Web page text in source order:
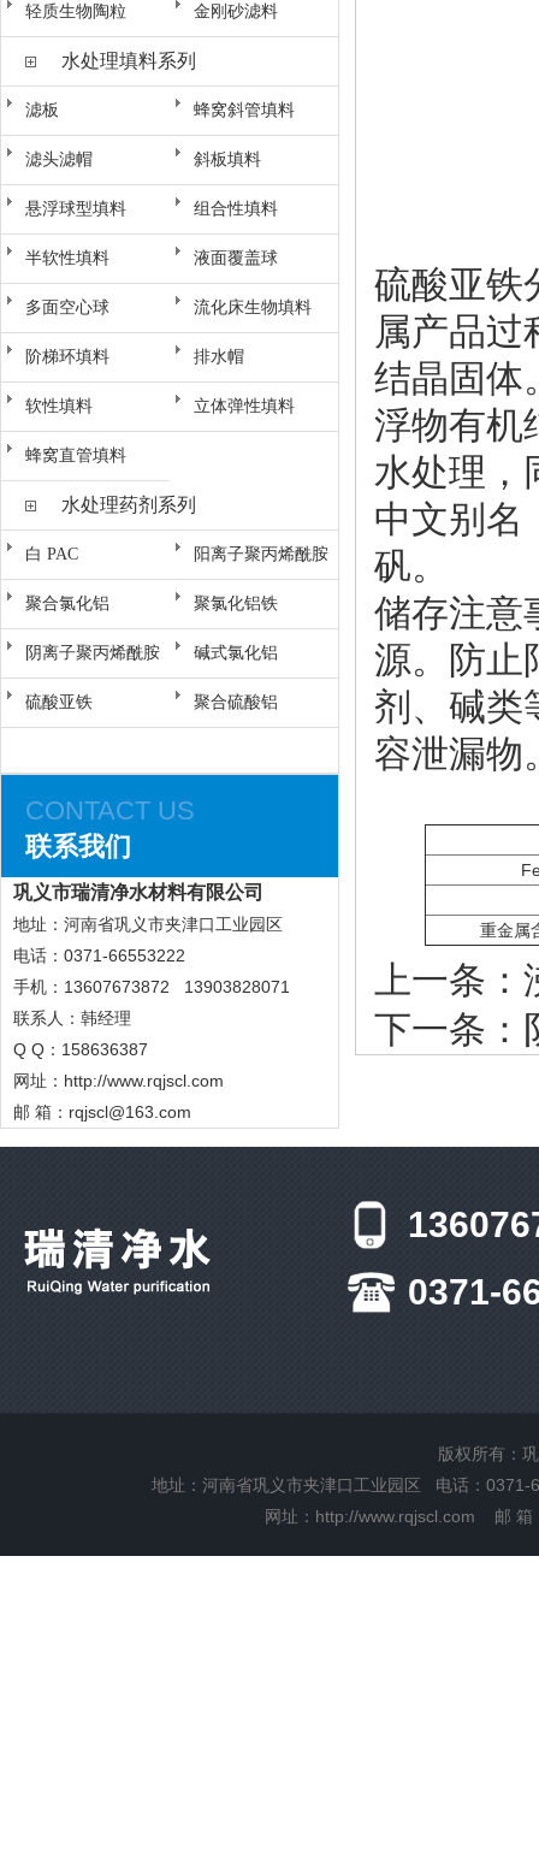
轻质生物陶粒 金刚砂滤料
水处理填料系列
滤板 蜂窝斜管填料
滤头滤帽 斜板填料
悬浮球型填料 组合性填料
半软性填料 液面覆盖球
多面空心球 流化床生物填料
阶梯环填料 排水帽
软性填料 立体弹性填料
蜂窝直管填料
水处理药剂系列
白 PAC 阳离子聚丙烯酰胺
聚合氯化铝 聚氯化铝铁
阴离子聚丙烯酰胺 碱式氯化铝
硫酸亚铁 聚合硫酸铝
CONTACT US
联系我们
巩义市瑞清净水材料有限公司
地址：河南省巩义市夹津口工业园区
电话：0371-66553222
手机：13607673872 13903828071
联系人：韩经理
Q Q：158636387
网址： http://www.rqjscl.com
邮 箱：rqjscl@163.com
硫酸亚铁
属产品过
结晶固体
浮物有机
水处理，
中文别名
矾。
储存注意
源。防止
剂、碱类
容泄漏物
重金属
上一条：
下一条：
0371-
版权所有：
地址：河南省巩义市夹津口工业园区 电话：
网址： http://www.rqjscl.com 邮 箱